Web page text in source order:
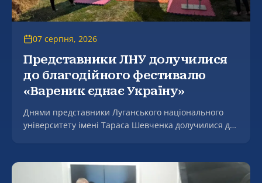
07 серпня, 2026
Представники ЛНУ долучилися
до благодійного фестивалю
«Вареник єднає Україну»
Днями представники Луганського національного
університету імені Тараса Шевченка долучилися до
щедрого столу» на підтримку Збройних Сил України
– фестивалю «Вареник єднає Україну», який відбувся